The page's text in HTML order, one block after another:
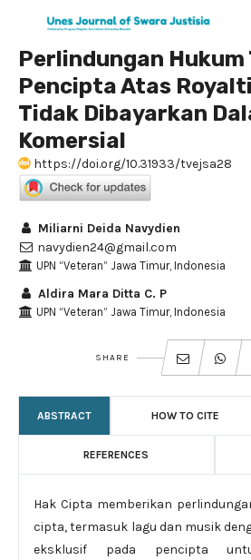
Perlindungan Hukum
Pencipta Atas
Tidak Dibayarkan
Komersial
https://doi.org/10.31933/tvejsa28
Miliarni Deida Navydien
navydien24@gmail.com
UPN “Veteran” Jawa Timur, Indonesia
Aldira Mara Ditta C. P
UPN “Veteran” Jawa Timur, Indonesia
SHARE
ABSTRACT HOW TO CITE
REFERENCES
Hak Cipta memberikan
cipta, termasuk lagu dan musik
eksklusif pada pencipta